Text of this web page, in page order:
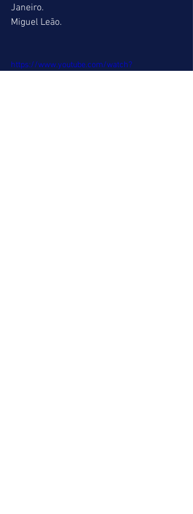
Janeiro.
Miguel Leão.
https://www.youtube.com/watch?